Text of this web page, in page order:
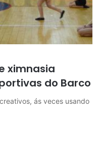
ximnasia
do Barco
ás veces usando